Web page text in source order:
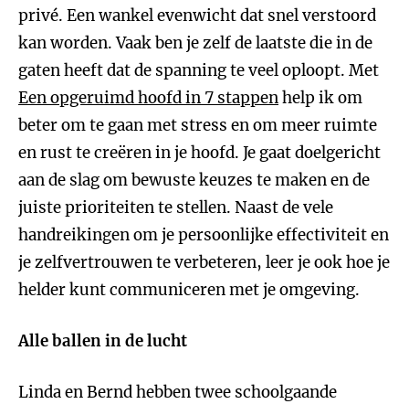
privé. Een wankel evenwicht dat snel verstoord
kan worden. Vaak ben je zelf de laatste die in de
gaten heeft dat de spanning te veel oploopt. Met
Een opgeruimd hoofd in 7 stappenhelp ik om
beter om te gaan met stress en om meer ruimte
en rust te creëren in je hoofd. Je gaat doelgericht
aan de slag om bewuste keuzes te maken en de
juiste prioriteiten te stellen. Naast de vele
handreikingen om je persoonlijke effectiviteit en
je zelfvertrouwen te verbeteren, leer je ook hoe je
helder kunt communiceren met je omgeving.
Alle ballen in de lucht
Linda en Bernd hebben twee schoolgaande